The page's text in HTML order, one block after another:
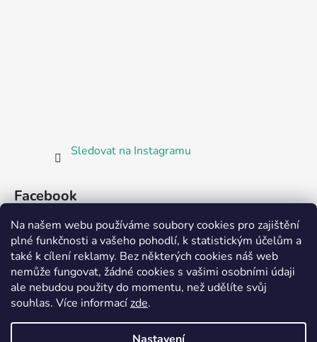
Na našem webu používáme soubory cookies pro zajištění
plné funkčnosti a vašeho pohodlí, k statistickým účelům a
také k cílení reklamy. Bez některých cookies náš web
nemůže fungovat, žádné cookies s vašimi osobními údaji
ale nebudou použity do momentu, než udělíte svůj
souhlas. Více informacízde.
Sledovat na Instagramu
Facebook
Partnerská prodejna Barefoot Plzeň